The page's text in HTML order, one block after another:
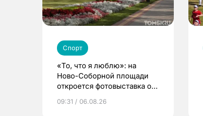
Спорт
«То, что я люблю»: на
Ново-Соборной площади
откроется фотовыставка о
09:31 / 06.08.26